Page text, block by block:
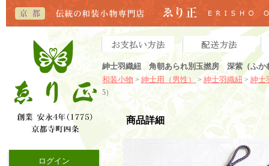
紳士羽織紐 角朝あられ別玉撚房 深紫（ふか
和装小物 > 紳士用（男性） >紳士羽織紐 > 紳士
5）
ログイン
商品詳細